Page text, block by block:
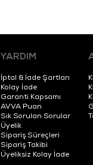
YARDIM
İptal & İade Şartları
Kolay İade
Garanti Kapsamı
AVVA Puan
Sık Sorulan Sorular
Üyelik
Sipariş Süreçleri
Sipariş Takibi
Üyeliksiz Kolay İade